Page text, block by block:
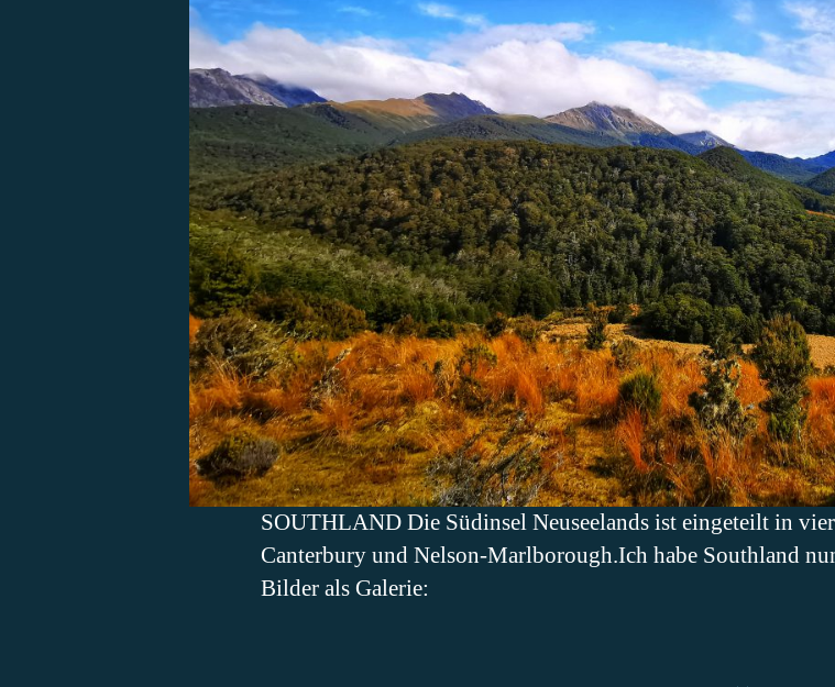
SOUTHLAND Die Südinsel Neuseelands ist eingeteilt in
Canterbury und Nelson-Marlborough.Ich habe Southland
Bilder als Galerie: